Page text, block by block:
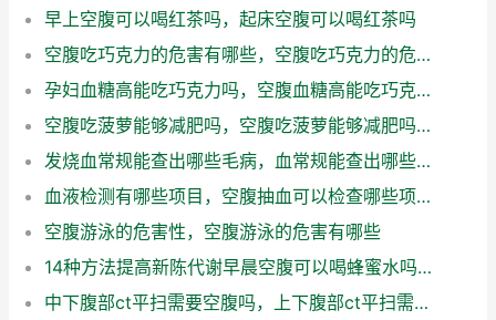
早上空腹可以喝红茶吗，起床空腹可以喝红茶吗
空腹吃巧克力的危害有哪些，空腹吃巧克力的危害有多大
孕妇血糖高能吃巧克力吗，空腹血糖高能吃巧克力吗
空腹吃菠萝能够减肥吗，空腹吃菠萝能够减肥吗女生
发烧血常规能查出哪些毛病，血常规能查出哪些毛病,需要空腹吗
血液检测有哪些项目，空腹抽血可以检查哪些项目
空腹游泳的危害性，空腹游泳的危害有哪些
14种方法提高新陈代谢早晨空腹可以喝蜂蜜水吗，14种方法提高新陈代谢能力
中下腹部ct平扫需要空腹吗，上下腹部ct平扫需要空腹吗